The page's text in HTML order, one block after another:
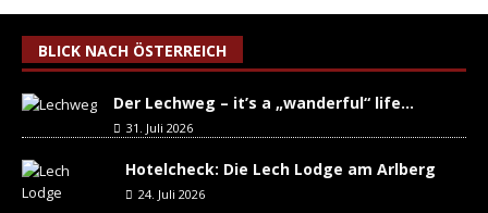
BLICK NACH ÖSTERREICH
Der Lechweg – it’s a „wanderful“ life…
31. Juli 2026
Hotelcheck: Die Lech Lodge am Arlberg
24. Juli 2026